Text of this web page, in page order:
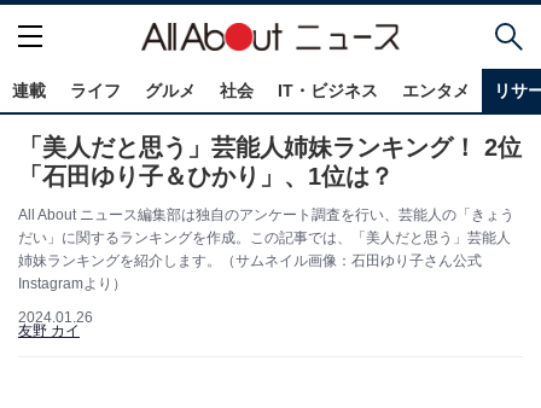
連載 ライフ グルメ 社会 IT・ビジネス エンタメ リサ
「美人だと思う」芸能人姉妹ランキング！ 2位
「石田ゆり子＆ひかり」、1位は？
All About ニュース編集部は独自のアンケート調査を行い、芸能人の「きょう
だい」に関するランキングを作成。この記事では、「美人だと思う」芸能人
姉妹ランキングを紹介します。（サムネイル画像：石田ゆり子さん公式
Instagramより）
2024.01.26
友野 カイ